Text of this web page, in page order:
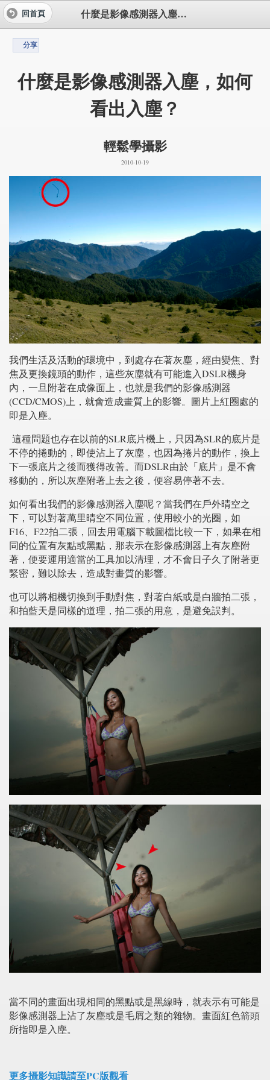
什麼是影像感測器入塵，如何看出入塵？
回首頁
分享
什麼是影像感測器入塵，如何
看出入塵？
輕鬆學攝影
2010-10-19
我們生活及活動的環境中，到處存在著灰塵，經由變焦、對
焦及更換鏡頭的動作，這些灰塵就有可能進入DSLR機身
內，一旦附著在成像面上，也就是我們的影像感測器
(CCD/CMOS)上，就會造成畫質上的影響。圖片上紅圈處的
即是入塵。
這種問題也存在以前的SLR底片機上，只因為SLR的底片是
不停的捲動的，即使沾上了灰塵，也因為捲片的動作，換上
下一張底片之後而獲得改善。而DSLR由於「底片」是不會
移動的，所以灰塵附著上去之後，便容易停著不去。
如何看出我們的影像感測器入塵呢？當我們在戶外晴空之
下，可以對著萬里晴空不同位置，使用較小的光圈，如
F16、F22拍二張，回去用電腦下載圖檔比較一下，如果在相
同的位置有灰點或黑點，那表示在影像感測器上有灰塵附
著，便要運用適當的工具加以清理，才不會日子久了附著更
緊密，難以除去，造成對畫質的影響。
也可以將相機切換到手動對焦，對著白紙或是白牆拍二張，
和拍藍天是同樣的道理，拍二張的用意，是避免誤判。
當不同的畫面出現相同的黑點或是黑線時，就表示有可能是
影像感測器上沾了灰塵或是毛屑之類的雜物。畫面紅色箭頭
所指即是入塵。
更多攝影知識請至PC版觀看